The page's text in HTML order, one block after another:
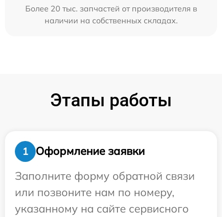
Более 20 тыс. запчастей от производителя в
наличии на собственных складах.
Этапы работы
1
Оформление заявки
Заполните форму обратной связи
или позвоните нам по номеру,
указанному на сайте сервисного